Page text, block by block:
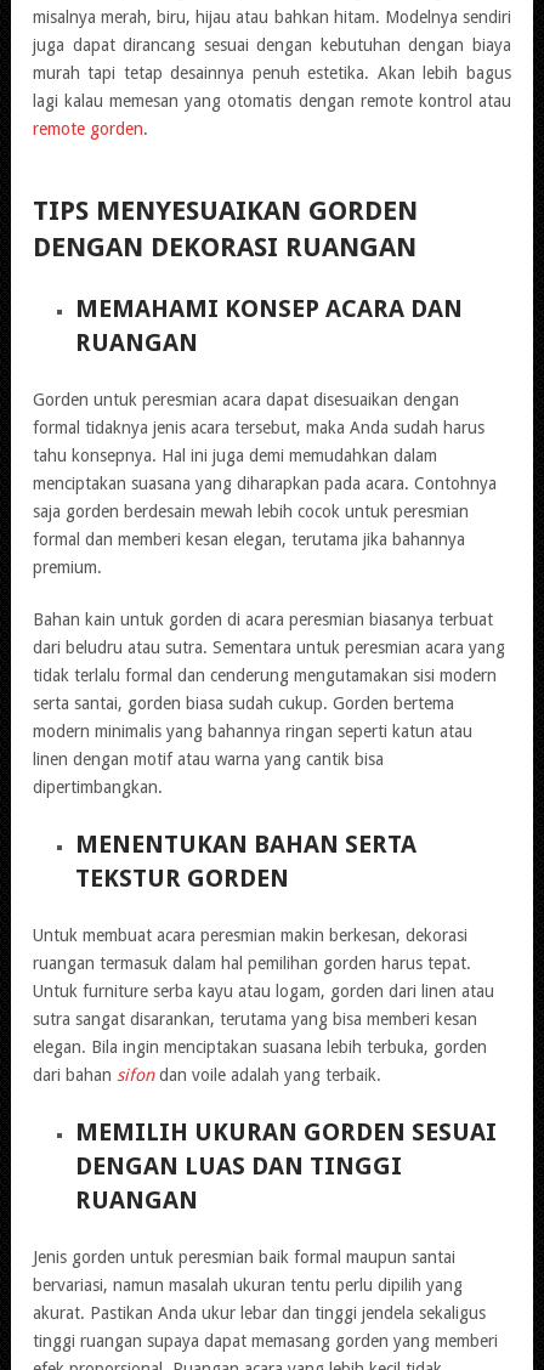
misalnya merah, biru, hijau atau bahkan hitam. Modelnya sendiri
juga dapat dirancang sesuai dengan kebutuhan dengan biaya
murah tapi tetap desainnya penuh estetika. Akan lebih bagus
lagi kalau memesan yang otomatis dengan remote kontrol atau
remote gorden.
TIPS MENYESUAIKAN GORDEN
DENGAN DEKORASI RUANGAN
MEMAHAMI KONSEP ACARA DAN
RUANGAN
Gorden untuk peresmian acara dapat disesuaikan dengan
formal tidaknya jenis acara tersebut, maka Anda sudah harus
tahu konsepnya. Hal ini juga demi memudahkan dalam
menciptakan suasana yang diharapkan pada acara. Contohnya
saja gorden berdesain mewah lebih cocok untuk peresmian
formal dan memberi kesan elegan, terutama jika bahannya
premium.
Bahan kain untuk gorden di acara peresmian biasanya terbuat
dari beludru atau sutra. Sementara untuk peresmian acara yang
tidak terlalu formal dan cenderung mengutamakan sisi modern
serta santai, gorden biasa sudah cukup. Gorden bertema
modern minimalis yang bahannya ringan seperti katun atau
linen dengan motif atau warna yang cantik bisa
dipertimbangkan.
MENENTUKAN BAHAN SERTA
TEKSTUR GORDEN
Untuk membuat acara peresmian makin berkesan, dekorasi
ruangan termasuk dalam hal pemilihan gorden harus tepat.
Untuk furniture serba kayu atau logam, gorden dari linen atau
sutra sangat disarankan, terutama yang bisa memberi kesan
elegan. Bila ingin menciptakan suasana lebih terbuka, gorden
dari bahan sifondan voile adalah yang terbaik.
MEMILIH UKURAN GORDEN SESUAI
DENGAN LUAS DAN TINGGI
RUANGAN
Jenis gorden untuk peresmian baik formal maupun santai
bervariasi, namun masalah ukuran tentu perlu dipilih yang
akurat. Pastikan Anda ukur lebar dan tinggi jendela sekaligus
tinggi ruangan supaya dapat memasang gorden yang memberi